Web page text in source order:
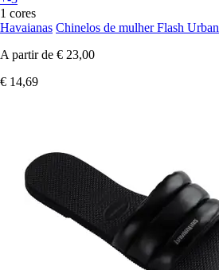
1 cores
Havaianas Chinelos de mulher Flash Urban
A partir de € 23,00
€ 14,69